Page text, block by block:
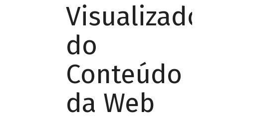
Visualizador
do
Conteúdo
da Web